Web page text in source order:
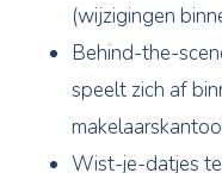
(wijzigingen
Behind-the-
speelt zich af
Wist-je-datjes